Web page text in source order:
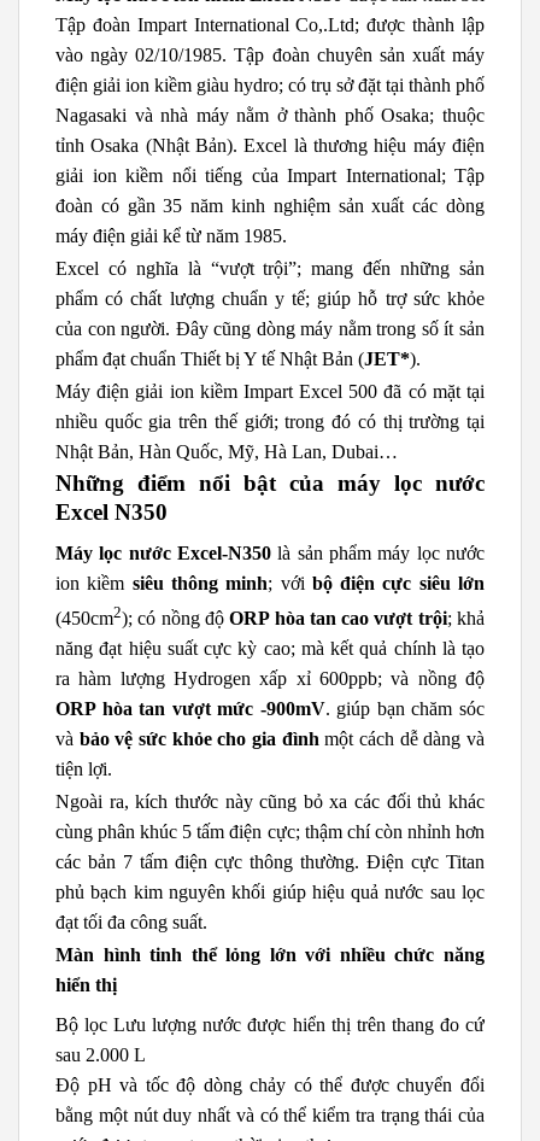
Tập đoàn Impart International Co,.Ltd; được thành lập
vào ngày 02/10/1985. Tập đoàn chuyên sản xuất máy
điện giải ion kiềm giàu hydro; có trụ sở đặt tại thành phố
Nagasaki và nhà máy nằm ở thành phố Osaka; thuộc
tỉnh Osaka (Nhật Bản). Excel là thương hiệu máy điện
giải ion kiềm nổi tiếng của Impart International; Tập
đoàn có gần 35 năm kinh nghiệm sản xuất các dòng
máy điện giải kể từ năm 1985.
Excel có nghĩa là “vượt trội”; mang đến những sản
phẩm có chất lượng chuẩn y tế; giúp hỗ trợ sức khỏe
của con người. Đây cũng dòng máy nằm trong số ít sản
phẩm đạt chuẩn Thiết bị Y tế Nhật Bản (JET*).
Máy điện giải ion kiềm Impart Excel 500 đã có mặt tại
nhiều quốc gia trên thế giới; trong đó có thị trường tại
Nhật Bản, Hàn Quốc, Mỹ, Hà Lan, Dubai…
Những điểm nổi bật của máy lọc nước
Excel N350
Máy lọc nước Excel-N350 là sản phẩm máy lọc nước
ion kiềm siêu thông minh; với bộ điện cực siêu lớn
(450cm2); có nồng độORP hòa tan cao vượt trội; khả
năng đạt hiệu suất cực kỳ cao; mà kết quả chính là tạo
ra hàm lượng Hydrogen xấp xỉ 600ppb; và nồng độ
ORP hòa tan vượt mức -900mV. giúp bạn chăm sóc
và bảo vệ sức khỏe cho gia đình một cách dễ dàng và
tiện lợi.
Ngoài ra, kích thước này cũng bỏ xa các đối thủ khác
cùng phân khúc 5 tấm điện cực; thậm chí còn nhỉnh hơn
các bản 7 tấm điện cực thông thường. Điện cực Titan
phủ bạch kim nguyên khối giúp hiệu quả nước sau lọc
đạt tối đa công suất.
Màn hình tinh thể lỏng lớn với nhiều chức năng
hiển thị
Bộ lọc Lưu lượng nước được hiển thị trên thang đo cứ
sau 2.000 L
Độ pH và tốc độ dòng chảy có thể được chuyển đổi
bằng một nút duy nhất và có thể kiểm tra trạng thái của